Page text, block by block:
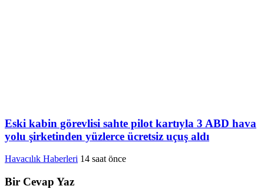
Eski kabin görevlisi sahte pilot kartıyla 3 ABD hava
yolu şirketinden yüzlerce ücretsiz uçuş aldı
Havacılık Haberleri 14 saat önce
Bir Cevap Yaz